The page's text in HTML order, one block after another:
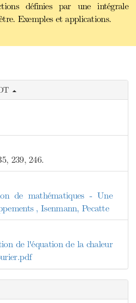
définies par une intégrale
Exemples et applications.
239, 246.
de mathématiques - Une
, Isenmann, Pecatte
de l'équation de la chaleur